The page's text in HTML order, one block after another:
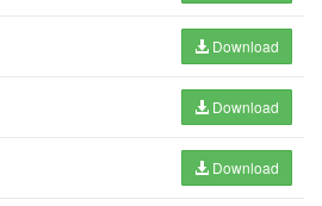
Download
Download
Download